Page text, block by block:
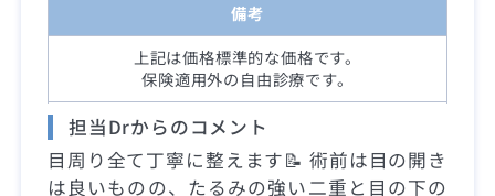
備考
上記は価格標準的な価格です。
保険適用外の自由診療です。
担当Drからのコメント
目周り全て丁寧に整えます📝 術前は目の開き
は良いものの、たるみの強い二重と目の下の